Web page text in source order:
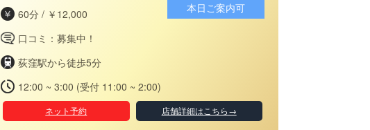
60分 / ￥12,000
口コミ：募集中！
荻窪駅から徒歩5分
12:00 ~ 3:00 (受付 11:00 ~ 2:00)
本日ご案内可
ネット予約 店舗詳細はこちら→